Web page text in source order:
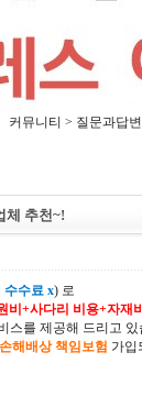
커뮤니티 > 질문과답변
체 추천~!
수수료 x) 로
비+사다리 비용+자재
스를 제공해 드리고 있
해배상 책임보험 가입